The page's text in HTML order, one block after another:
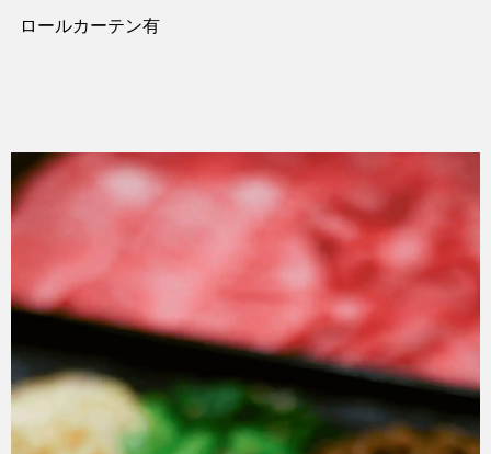
ロールカーテン有